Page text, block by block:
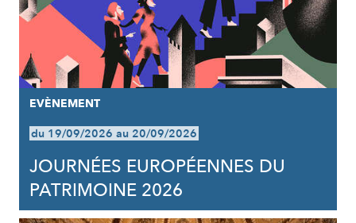
EVÈNEMENT
du 19/09/2026 au 20/09/2026
JOURNÉES EUROPÉENNES DU
PATRIMOINE 2026